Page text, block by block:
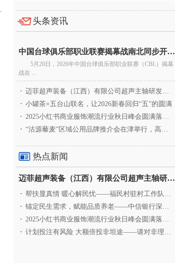
头条资讯
中国台球俱乐部职业联赛揭幕战南北同步开杆 首届CBL
5月20日，2026年中国台球俱乐部职业联赛（CBL）揭幕
战在 ...
· 迈菲超声装备（江西）有限公司超声主轴研发和生产项
· 小罐茶×五台山联名，让2026新春回归“五”的圆满
· 2025小红书商业服饰潮流行业秋日峰会圆满落幕，携手
· “沽源藜麦”区域公用品牌推介会在津举行，高蛋白产业
热点新闻
迈菲超声装备（江西）有限公司超声主轴研发和生产项
· 帮扶显真情 暖心解民忧——福民村驻村工作队与村委心系
· 锚定民生需求，赋能品质养老——中信银行深圳分行养老
· 2025小红书商业服饰潮流行业秋日峰会圆满落幕，携手
· 计划投注有风险 大额倍投非坦途——请对非理性购彩说“